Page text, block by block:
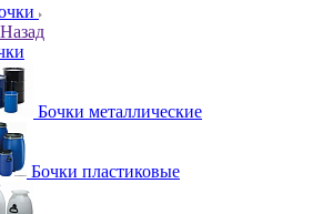
Назад
Бочки металлические
Бочки пластиковые